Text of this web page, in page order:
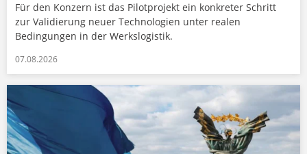
Für den Konzern ist das Pilotprojekt ein konkreter Schritt
zur Validierung neuer Technologien unter realen
Bedingungen in der Werkslogistik.
07.08.2026